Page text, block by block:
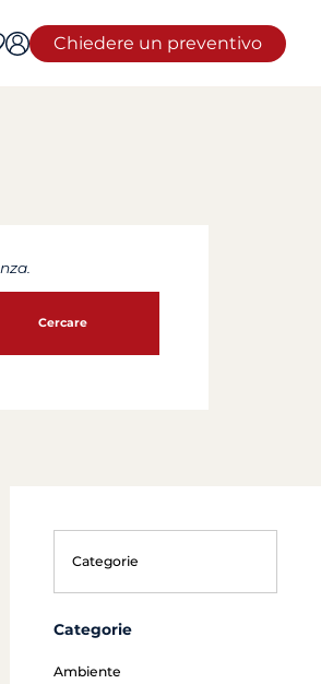
Chiedere un preventivo
Cercare
Categorie
Ambiente